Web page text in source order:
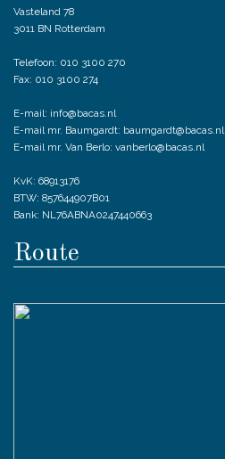
Vasteland 78
3011 BN Rotterdam
Telefoon: 010 3100 270
Fax: 010 3100 274
E-mail: info@bacas.nl
E-mail mr. Baumgardt: baumgardt@bacas.nl
E-mail mr. Van Berlo: vanberlo@bacas.nl
KvK: 68913176
BTW: 857644907B01
Bank: NL76ABNA0247440663
Route